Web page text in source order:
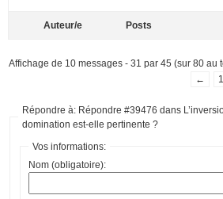
Auteur/e Posts
Affichage de 10 messages - 31 par 45 (sur 80 au
←
1
Répondre à: Répondre #39476 dans
domination est-elle pertinente ?
Vos informations:
Nom (obligatoire):